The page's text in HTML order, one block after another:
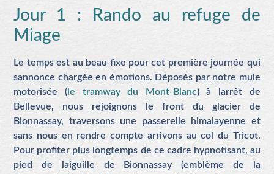
Jour 1 : Rando au refuge de
Miage
Le temps est au beau fixe pour cet première journée qui
sannonce chargée en émotions. Déposés par notre mule
motorisée ( le tramway du Mont-Blanc) à larrêt de
Bellevue, nous rejoignons le front du glacier de
Bionnassay, traversons une passerelle himalayenne et
sans nous en rendre compte arrivons au col du Tricot.
Pour profiter plus longtemps de ce cadre hypnotisant, au
pied de laiguille de Bionnassay (emblème de la